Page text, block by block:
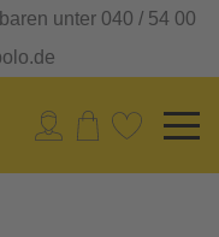
unter 040 / 54 00